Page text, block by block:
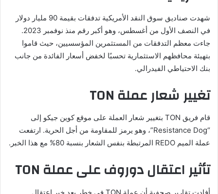
شهدت صناديق سوق النقد الأمريكية تدفقات بقيمة 90 مليار دولار
في النصف الأول من أغسطس، وهو أكبر رقم منذ نوفمبر 2023.
جاءت معظم التدفقات من المستثمرين المؤسسيين، حيث قاموا
بتهيئة محافظهم الاستثمارية تحسبًا لخفض أسعار الفائدة من جانب
بنك الاحتياطي الفيدرالي.
تغيير شعار عملة TON
قام فريق TON بتغيير شعار العملة على موقع كوين جيكو إلى
“Resistance Dog”، وهو يرمز للمقاومة من أجل الحرية. ارتفعت
عملة الميم REDO المرتبطة بنفس الشعار بنسبة 80% مع هذا الخبر.
تأثير اعتقال دوروف على عملة TON